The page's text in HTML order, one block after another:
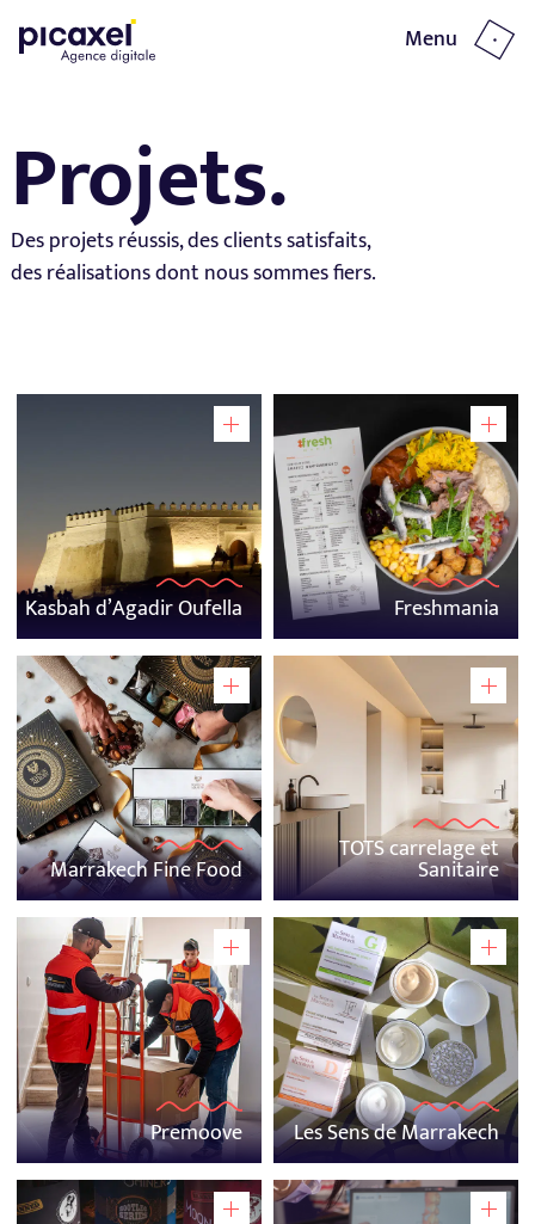
Menu
EXPERTISE.
Projets.
Des projets réussis, des clients satisfaits,
des réalisations dont nous sommes fiers.
Kasbah d’Agadir Oufella Freshmania
Marrakech Fine Food
TOTS carrelage et
Sanitaire
Premoove Les Sens de Marrakech